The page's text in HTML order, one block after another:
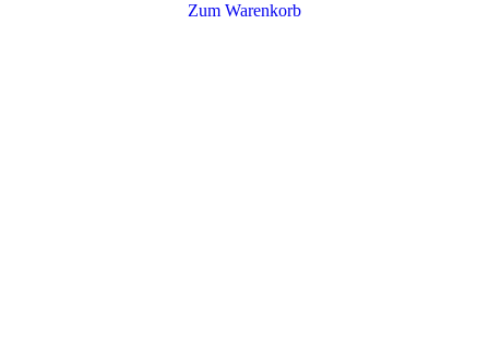
Zum Warenkorb